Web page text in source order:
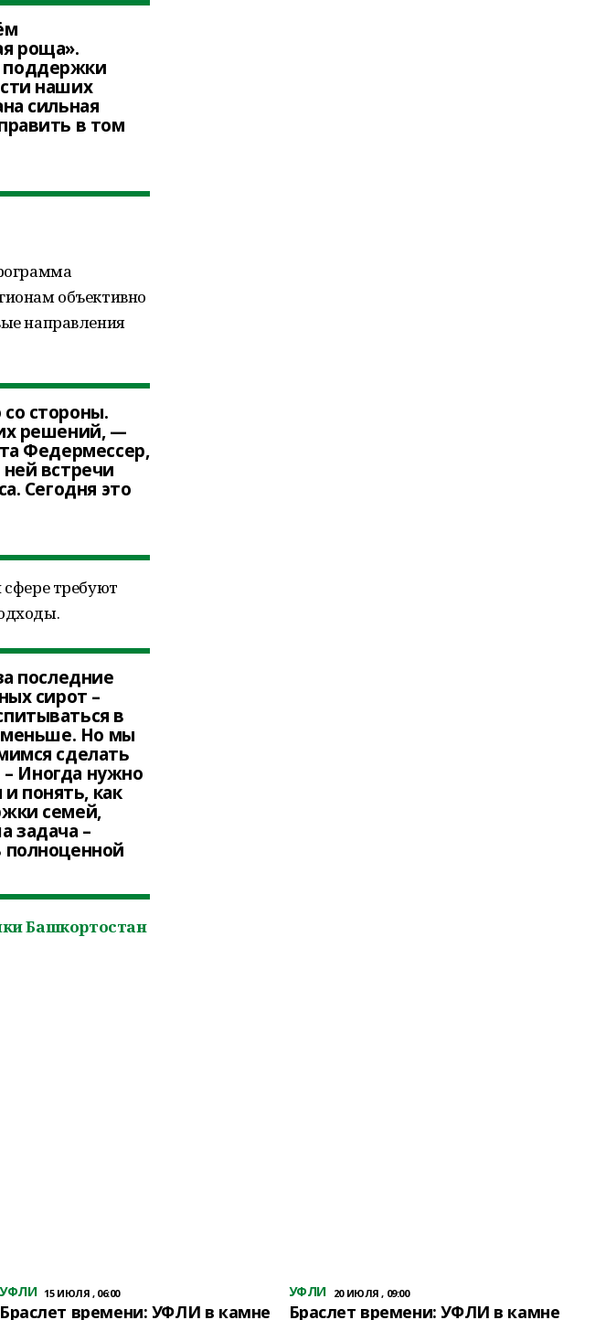
роща».
поддержки
наших
сильная
в том
объективно
направления
стороны.
решений, —
Федермессер,
встречи
Сегодня это
требуют
последние
сирот –
в
меньше. Но мы
сделать
– Иногда нужно
понять, как
семей,
задача –
полноценной
Башкортостан
УФЛИ 15 ИЮЛЯ , 06:00
Браслет времени: УФЛИ в камне
УФЛИ 20 ИЮЛЯ , 09:00
Браслет времени: УФЛИ в камне